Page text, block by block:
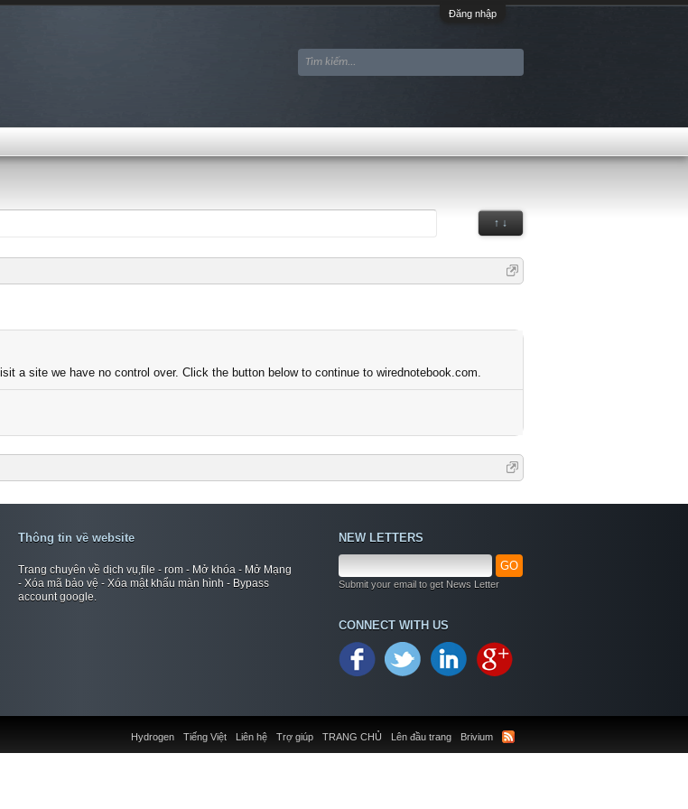
Đăng nhập
↑ ↓
a site we have no control over. Click the button below to continue to wirednotebook.com.
Thông tin về website
Trang chuyên về dịch vụ,file - rom - Mở khóa - Mở Mạng
- Xóa mã bảo vệ - Xóa mật khẩu màn hình - Bypass
account google.
NEW LETTERS
GO
Submit your email to get News Letter
CONNECT WITH US
Liên hệ Trợ giúp TRANG CHỦ Lên đầu trang Brivium
Hydrogen Tiếng Việt